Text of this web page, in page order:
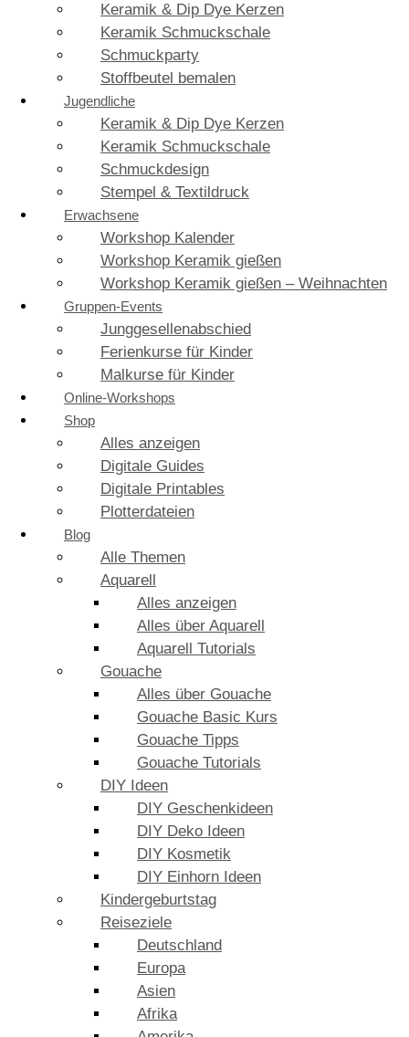
Keramik & Dip Dye Kerzen
Keramik Schmuckschale
Schmuckparty
Stoffbeutel bemalen
Jugendliche
Keramik & Dip Dye Kerzen
Keramik Schmuckschale
Schmuckdesign
Stempel & Textildruck
Erwachsene
Workshop Kalender
Workshop Keramik gießen
Workshop Keramik gießen – Weihnachten
Gruppen-Events
Junggesellenabschied
Ferienkurse für Kinder
Malkurse für Kinder
Online-Workshops
Shop
Alles anzeigen
Digitale Guides
Digitale Printables
Plotterdateien
Blog
Alle Themen
Aquarell
Alles anzeigen
Alles über Aquarell
Aquarell Tutorials
Gouache
Alles über Gouache
Gouache Basic Kurs
Gouache Tipps
Gouache Tutorials
DIY Ideen
DIY Geschenkideen
DIY Deko Ideen
DIY Kosmetik
DIY Einhorn Ideen
Kindergeburtstag
Reiseziele
Deutschland
Europa
Asien
Afrika